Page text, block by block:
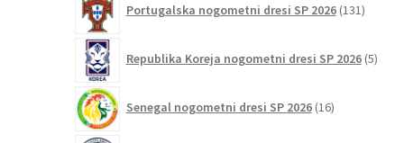
Portugalska nogometni dresi SP 2026 131
Republika Koreja nogometni dresi SP 2026 5
Senegal nogometni dresi SP 2026 16izdelkov